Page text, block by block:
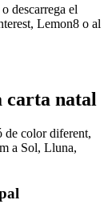
descarrega el
Lemon8 o al
carta natal
de color diferent,
a Sol, Lluna,